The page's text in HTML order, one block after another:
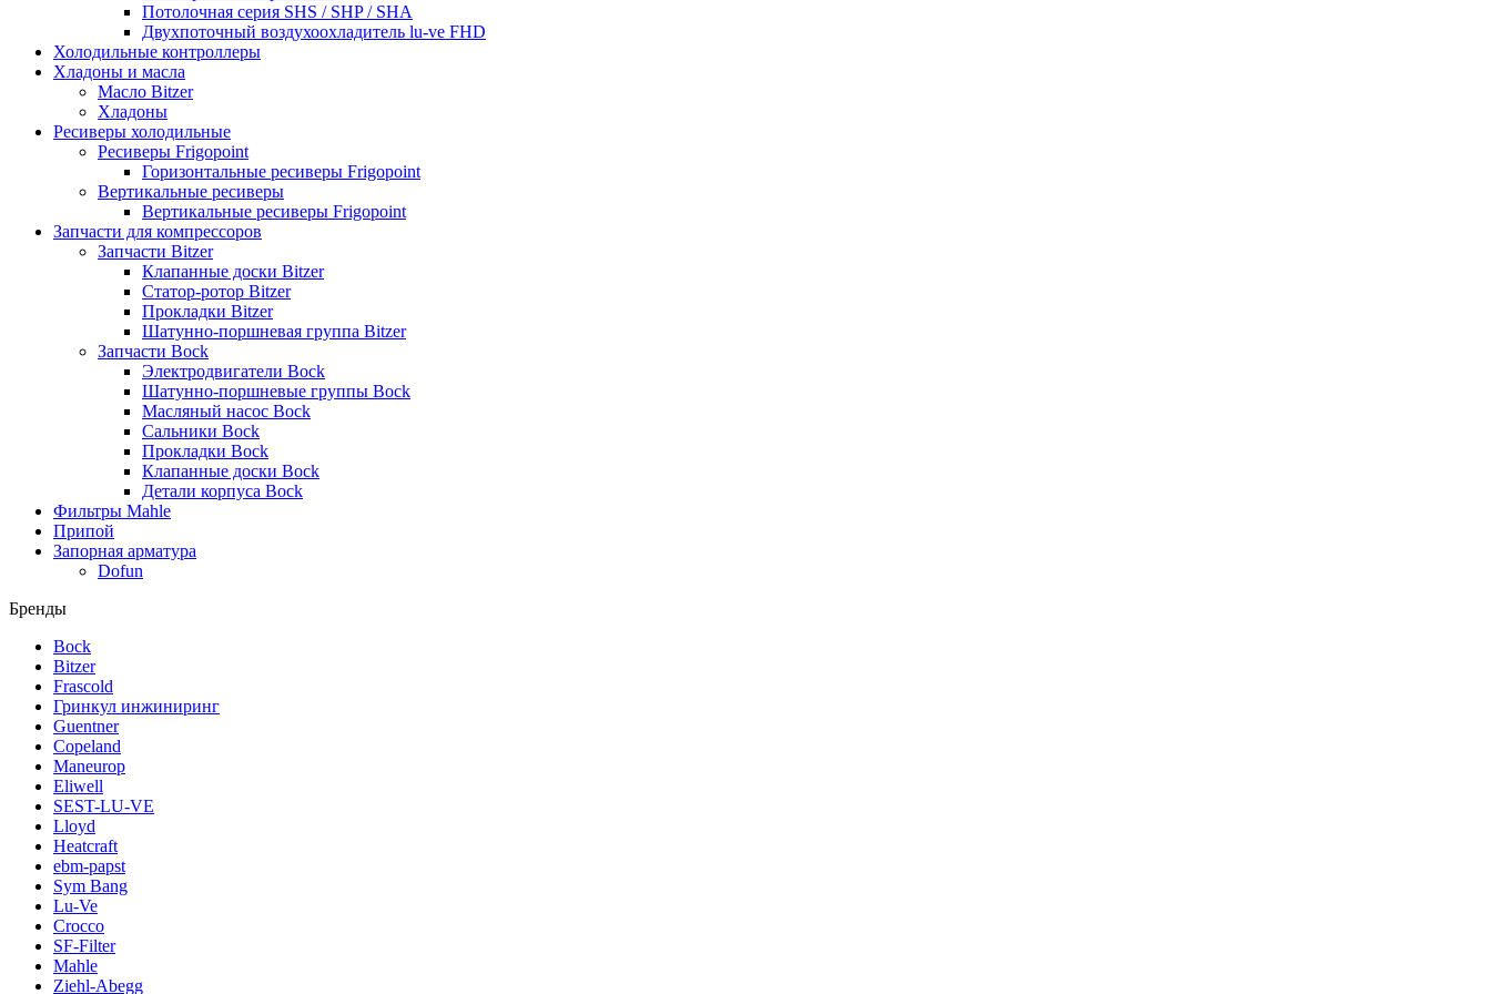
Потолочная серия SHS / SHP / SHA
Двухпоточный воздухоохладитель lu-ve FHD
Холодильные контроллеры
Хладоны и масла
Масло Bitzer
Хладоны
Ресиверы холодильные
Ресиверы Frigopoint
Горизонтальные ресиверы Frigopoint
Вертикальные ресиверы
Вертикальные ресиверы Frigopoint
Запчасти для компрессоров
Запчасти Bitzer
Клапанные доски Bitzer
Статор-ротор Bitzer
Прокладки Bitzer
Шатунно-поршневая группа Bitzer
Запчасти Bock
Электродвигатели Bock
Шатунно-поршневые группы Bock
Масляный насос Bock
Сальники Bock
Прокладки Bock
Клапанные доски Bock
Детали корпуса Bock
Фильтры Mahle
Припой
Запорная арматура
Dofun
Бренды
Bock
Bitzer
Frascold
Гринкул инжиниринг
Guentner
Copeland
Maneurop
Eliwell
SEST-LU-VE
Lloyd
Heatcraft
ebm-papst
Sym Bang
Lu-Ve
Crocco
SF-Filter
Mahle
Ziehl-Abegg